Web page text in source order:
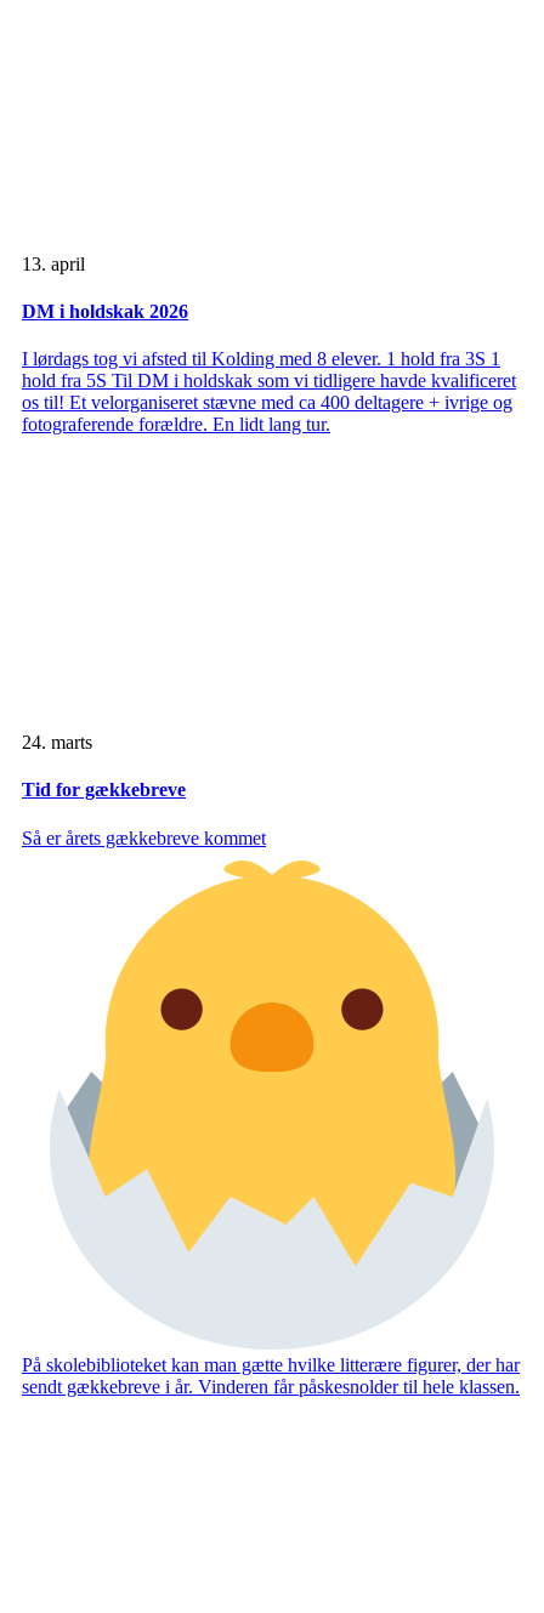
13. april
DM i holdskak 2026
I lørdags tog vi afsted til Kolding med 8 elever. 1 hold fra 3S 1
hold fra 5S Til DM i holdskak som vi tidligere havde kvalificeret
os til! Et velorganiseret stævne med ca 400 deltagere + ivrige og
fotograferende forældre. En lidt lang tur.
24. marts
Tid for gækkebreve
Så er årets gækkebreve kommet
På skolebiblioteket kan man gætte hvilke litterære figurer, der har
sendt gækkebreve i år. Vinderen får påskesnolder til hele klassen.